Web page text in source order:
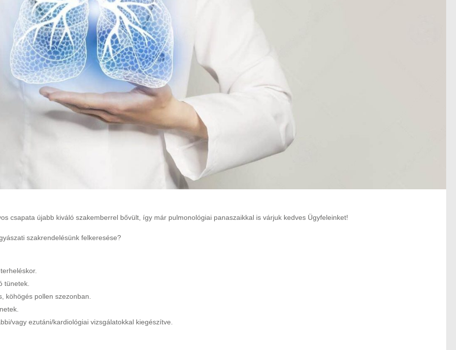
csapata újabb kiváló szakemberrel bővült, így már pulmonológiai panaszaikkal is várjuk kedves Ügyfeleinket!
szakrendelésünk felkeresése?
tünetek.
köhögés pollen szezonban.
vagy ezutáni/kardiológiai vizsgálatokkal kiegészítve.